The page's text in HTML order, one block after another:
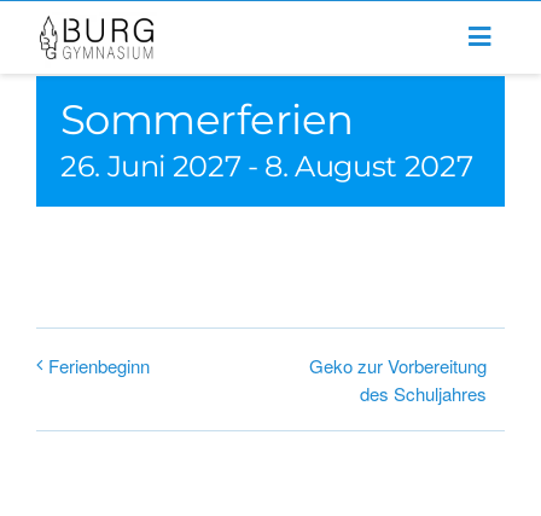
Zum
Inhalt
springenSommerferien
26. Juni 2027 - 8. August 2027
Ferienbeginn
Geko zur Vorbereitung
des Schuljahres